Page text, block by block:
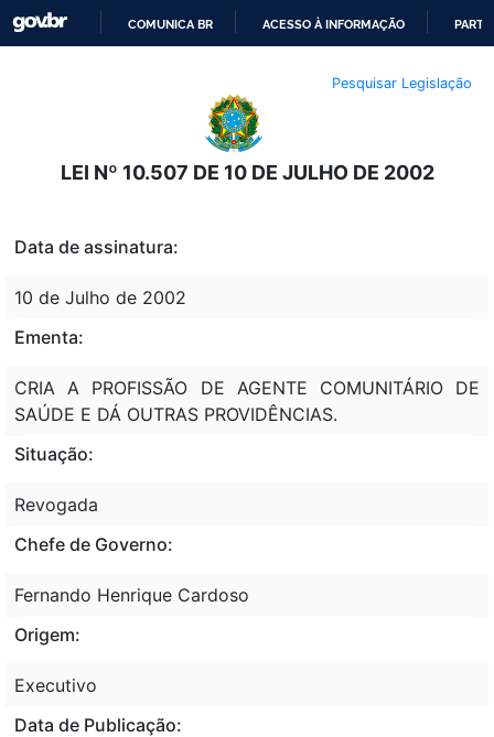
O
CONTEÚDO
COMUNICA BR ACESSO À INFORMAÇÃO
Pesquisar Legislação
LEI Nº 10.507 DE 10 DE JULHO DE 2002
Data de assinatura:
10 de Julho de 2002
Ementa:
CRIA A PROFISSÃO DE AGENTE COMUNITÁRIO DE
SAÚDE E DÁ OUTRAS PROVIDÊNCIAS.
Situação:
Revogada
Chefe de Governo:
Fernando Henrique Cardoso
Origem:
Executivo
Data de Publicação: